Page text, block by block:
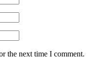
the next time I comment.